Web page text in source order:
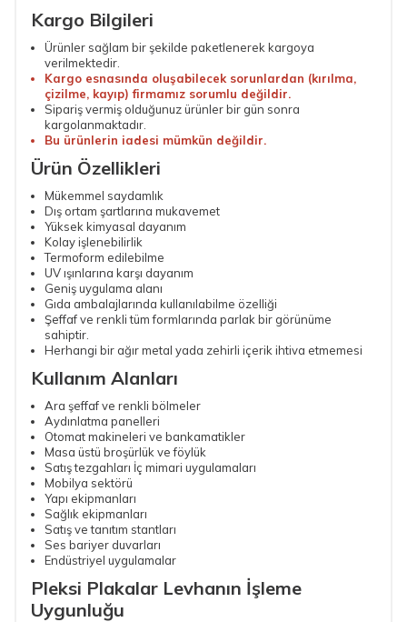
Kargo Bilgileri
Ürünler sağlam bir şekilde paketlenerek kargoya
verilmektedir.
Kargo esnasında oluşabilecek sorunlardan (kırılma,
çizilme, kayıp) firmamız sorumlu değildir.
Sipariş vermiş olduğunuz ürünler bir gün sonra
kargolanmaktadır.
Bu ürünlerin iadesi mümkün değildir.
Ürün Özellikleri
Mükemmel saydamlık
Dış ortam şartlarına mukavemet
Yüksek kimyasal dayanım
Kolay işlenebilirlik
Termoform edilebilme
UV ışınlarına karşı dayanım
Geniş uygulama alanı
Gıda ambalajlarında kullanılabilme özelliği
Şeffaf ve renkli tüm formlarında parlak bir görünüme
sahiptir.
Herhangi bir ağır metal yada zehirli içerik ihtiva etmemesi
Kullanım Alanları
Ara şeffaf ve renkli bölmeler
Aydınlatma panelleri
Otomat makineleri ve bankamatikler
Masa üstü broşürlük ve föylük
Satış tezgahları İç mimari uygulamaları
Mobilya sektörü
Yapı ekipmanları
Sağlık ekipmanları
Satış ve tanıtım stantları
Ses bariyer duvarları
Endüstriyel uygulamalar
Pleksi Plakalar Levhanın İşleme
Uygunluğu